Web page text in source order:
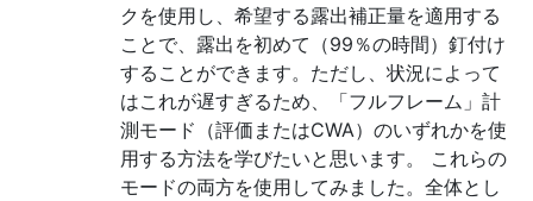
クを使用し、希望する露出補正量を適用する
ことで、露出を初めて（99％の時間）釘付け
することができます。ただし、状況によって
はこれが遅すぎるため、「フルフレーム」計
測モード（評価またはCWA）のいずれかを使
用する方法を学びたいと思います。 これらの
モードの両方を使用してみました。全体とし